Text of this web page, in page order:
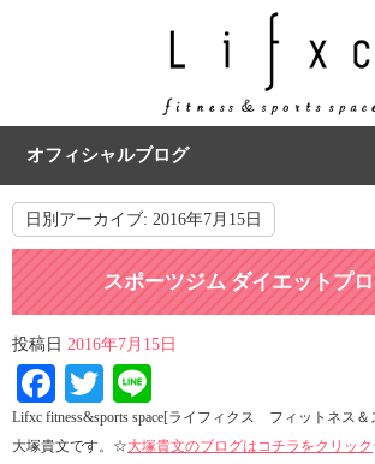
オフィシャルブログ
日別アーカイブ: 2016年7月15日
スポーツジム ダイエットプ
投稿日 2016年7月15日
Facebook
Twitter
Lifxc fitness&sports space[ライフィクス フィットネス
大塚貴文です。☆大塚貴文のブログはコチラをクリック